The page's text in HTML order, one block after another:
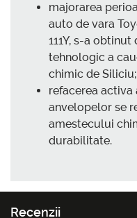
majorarea
auto de vara
111Y, s-a
tehnologic a
chimic de Siliciu;
refacerea
anvelopelor se
amestecului
durabilitate.
Recenzii